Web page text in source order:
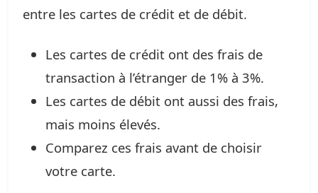
entre les cartes de crédit et de débit.
Les cartes de crédit ont des frais de
transaction à l’étranger de 1% à 3%.
Les cartes de débit ont aussi des frais,
mais moins élevés.
Comparez ces frais avant de choisir
votre carte.